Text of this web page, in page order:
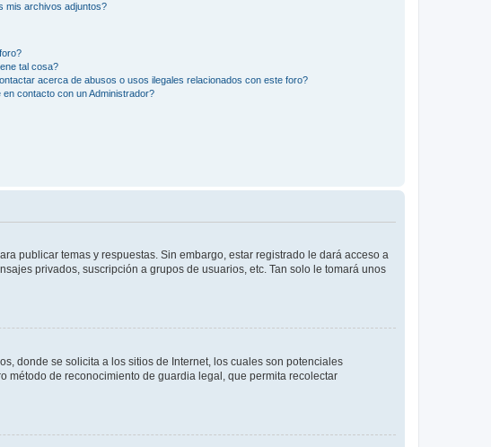
mis archivos adjuntos?
tal cosa?
acerca de abusos o usos ilegales relacionados con este foro?
contacto con un Administrador?
publicar temas y respuestas. Sin embargo, estar registrado le dará acceso a
privados, suscripción a grupos de usuarios, etc. Tan solo le tomará unos
donde se solicita a los sitios de Internet, los cuales son potenciales
método de reconocimiento de guardia legal, que permita recolectar